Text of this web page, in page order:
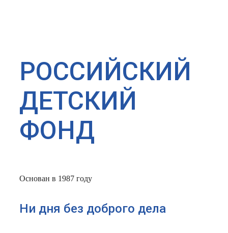
РОССИЙСКИЙ
ДЕТСКИЙ
ФОНД
Основан в 1987 году
Ни дня без доброго дела